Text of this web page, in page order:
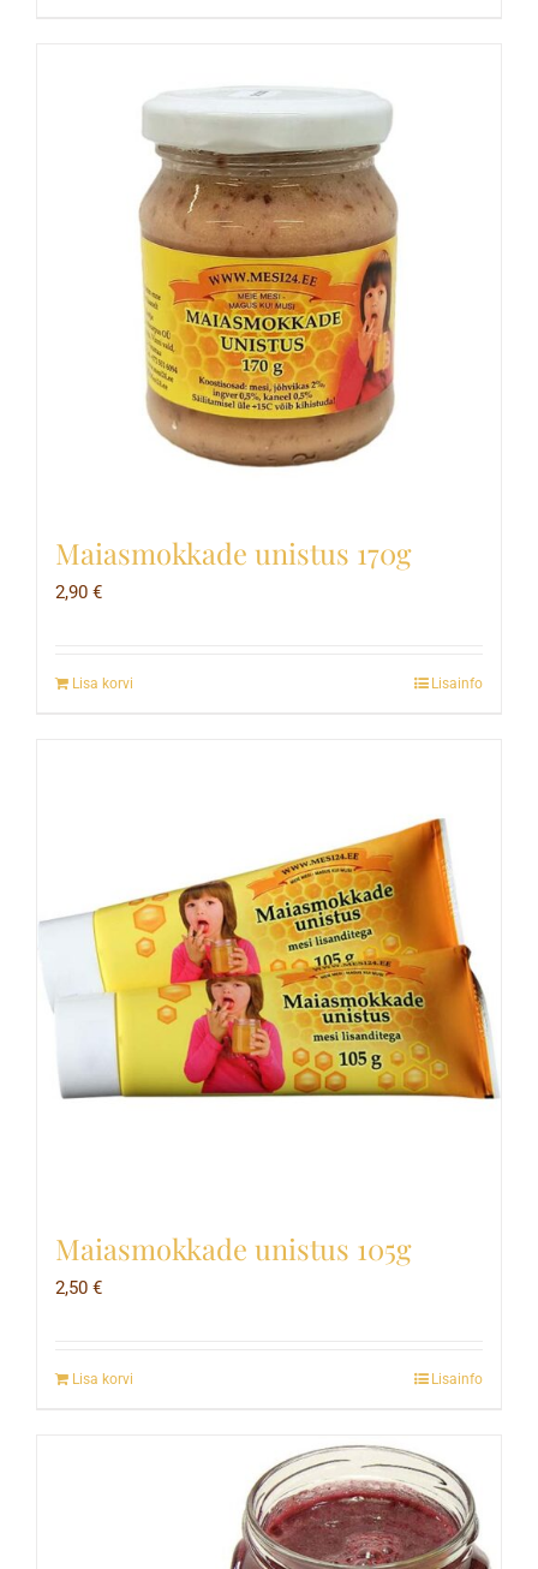
Maiasmokkade unistus 170g
2,90 €
Lisa korvi Lisainfo
Maiasmokkade unistus 105g
2,50 €
Lisa korvi Lisainfo